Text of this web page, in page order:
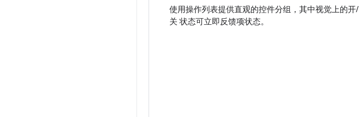
使用操作列表提供直观的控件分组，其中视觉上的开/
关 状态可立即反馈项状态。